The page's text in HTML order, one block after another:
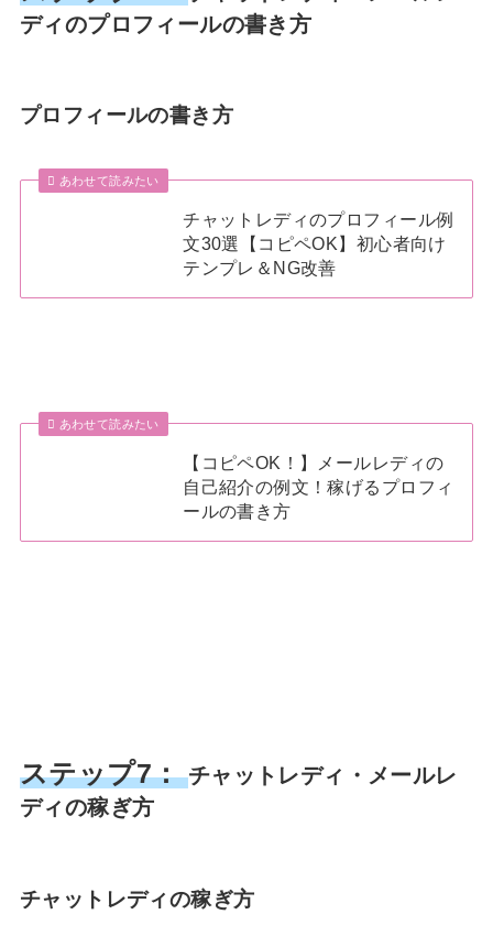
ディのプロフィールの書き方
プロフィールの書き方
あわせて読みたい
チャットレディのプロフィール例
文30選【コピペOK】初心者向け
テンプレ＆NG改善
あわせて読みたい
【コピペOK！】メールレディの
自己紹介の例文！稼げるプロフィ
ールの書き方
ステップ7： チャットレディ・メールレ
ディの稼ぎ方
チャットレディの稼ぎ方